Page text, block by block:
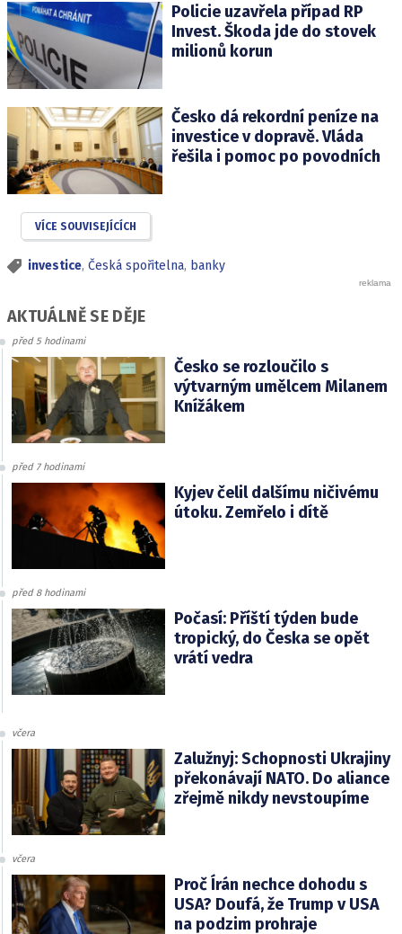
Policie uzavřela případ RP
Invest. Škoda jde do stovek
milionů korun
Česko dá rekordní peníze na
investice v dopravě. Vláda
řešila i pomoc po povodních
VÍCE SOUVISEJÍCÍCH
investice, Česká spořitelna, banky
AKTUÁLNĚ SE DĚJE
před 5 hodinami
Česko se rozloučilo s
výtvarným umělcem Milanem
Knížákem
před 7 hodinami
Kyjev čelil dalšímu ničivému
útoku. Zemřelo i dítě
před 8 hodinami
Počasí: Příští týden bude
tropický, do Česka se opět
vrátí vedra
včera
Zalužnyj: Schopnosti Ukrajiny
překonávají NATO. Do aliance
zřejmě nikdy nevstoupíme
včera
Proč Írán nechce dohodu s
USA? Doufá, že Trump v USA
na podzim prohraje